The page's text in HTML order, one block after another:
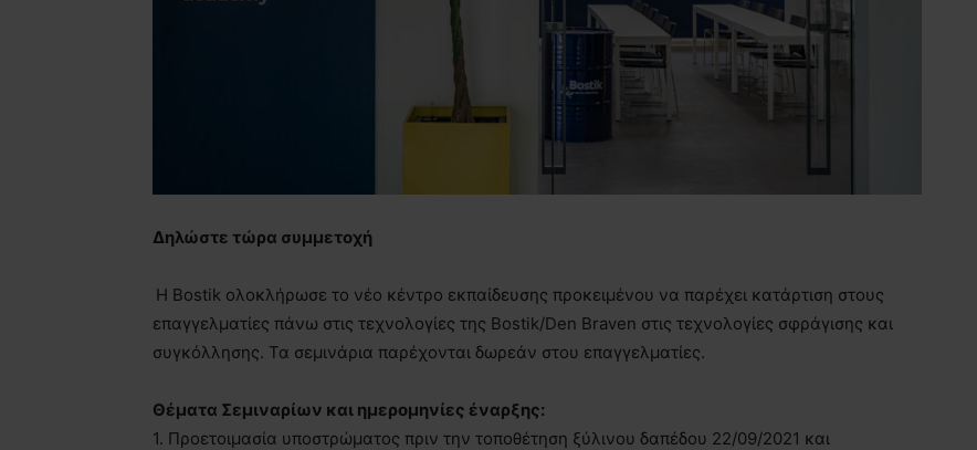
Δηλώστε τώρα συμμετοχή
Η Bostik ολοκλήρωσε το νέο κέντρο εκπαίδευσης προκειμένου να παρέχει κατάρτιση στους
επαγγελματίες πάνω στις τεχνολογίες της Bostik/Den Braven στις τεχνολογίες σφράγισης και
συγκόλλησης. Τα σεμινάρια παρέχονται δωρεάν στου επαγγελματίες.
Θέματα Σεμιναρίων και ημερομηνίες έναρξης:
1. Προετοιμασία υποστρώματος πριν την τοποθέτηση ξύλινου δαπέδου 22/09/2021 και